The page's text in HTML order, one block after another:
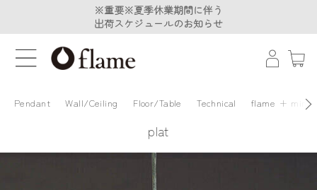
Pendant Wall/Ceiling Floor/Table Technical flame + minä
plat
※重要※夏季休業期間に伴う
出荷スケジュールのお知らせ
※重要※夏季休業期間に伴う
出荷スケジュールのお知らせ